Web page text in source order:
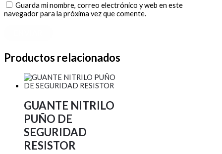
Guarda mi nombre, correo electrónico y web en este
navegador para la próxima vez que comente.
Productos relacionados
GUANTE NITRILO
PUÑO DE
SEGURIDAD
RESISTOR